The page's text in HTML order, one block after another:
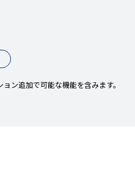
ン追加で可能な機能を含みます。